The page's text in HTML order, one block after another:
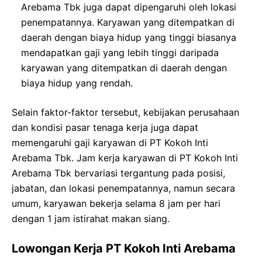
Arebama Tbk juga dapat dipengaruhi oleh lokasi
penempatannya. Karyawan yang ditempatkan di
daerah dengan biaya hidup yang tinggi biasanya
mendapatkan gaji yang lebih tinggi daripada
karyawan yang ditempatkan di daerah dengan
biaya hidup yang rendah.
Selain faktor-faktor tersebut, kebijakan perusahaan
dan kondisi pasar tenaga kerja juga dapat
memengaruhi gaji karyawan di PT Kokoh Inti
Arebama Tbk. Jam kerja karyawan di PT Kokoh Inti
Arebama Tbk bervariasi tergantung pada posisi,
jabatan, dan lokasi penempatannya, namun secara
umum, karyawan bekerja selama 8 jam per hari
dengan 1 jam istirahat makan siang.
Lowongan Kerja PT Kokoh Inti Arebama